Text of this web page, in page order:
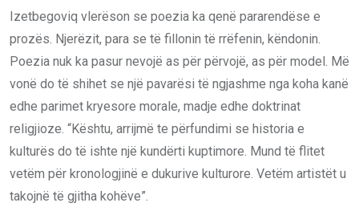
Izetbegoviq vlerëson se poezia ka qenë pararendëse e
prozës. Njerëzit, para se të fillonin të rrëfenin, këndonin.
Poezia nuk ka pasur nevojë as për përvojë, as për model. Më
vonë do të shihet se një pavarësi të ngjashme nga koha kanë
edhe parimet kryesore morale, madje edhe doktrinat
religjioze. “Kështu, arrijmë te përfundimi se historia e
kulturës do të ishte një kundërti kuptimore. Mund të flitet
vetëm për kronologjinë e dukurive kulturore. Vetëm artistët u
takojnë të gjitha kohëve”.